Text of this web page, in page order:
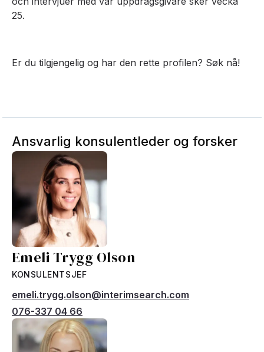
25.
Er du tilgjengelig og har den rette profilen? Søk nå!
Ansvarlig konsulentleder og forsker
Emeli Trygg Olson
KONSULENTSJEF
emeli.trygg.olson@interimsearch.com
076-337 04 66